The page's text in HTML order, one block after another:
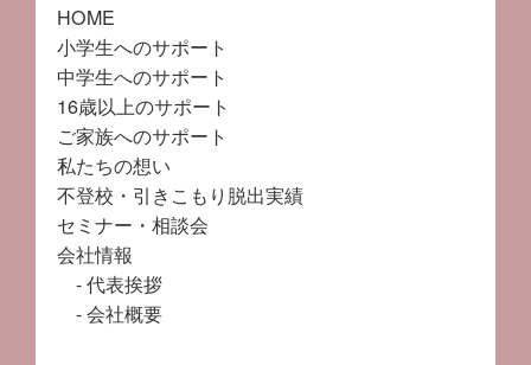
HOME
小学生へのサポート
中学生へのサポート
16歳以上のサポート
ご家族へのサポート
私たちの想い
不登校・引きこもり脱出実績
セミナー・相談会
会社情報
代表挨拶
会社概要